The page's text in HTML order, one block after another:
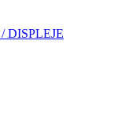
DISPLEJE